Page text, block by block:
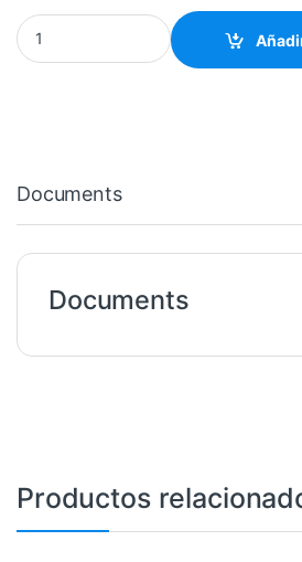
MULTIMETRO DIGITAL CON
Documents
Documents
Productos